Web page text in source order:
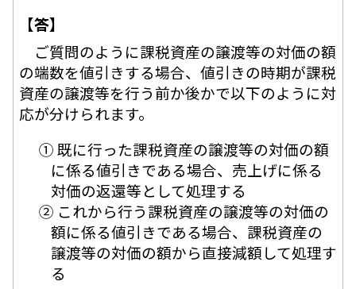
【答】
ご質問のように課税資産の譲渡等の対価の額
の端数を値引きする場合、値引きの時期が課税
資産の譲渡等を行う前か後かで以下のように対
応が分けられます。
① 既に行った課税資産の譲渡等の対価の額
に係る値引きである場合、売上げに係る
対価の返還等として処理する
② これから行う課税資産の譲渡等の対価の
額に係る値引きである場合、課税資産の
譲渡等の対価の額から直接減額して処理す
る